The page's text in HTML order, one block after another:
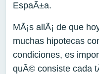
EspaÃ±a.
MÃ¡s allÃ¡ de que
muchas hipotecas
condiciones, es
quÃ© consiste cada